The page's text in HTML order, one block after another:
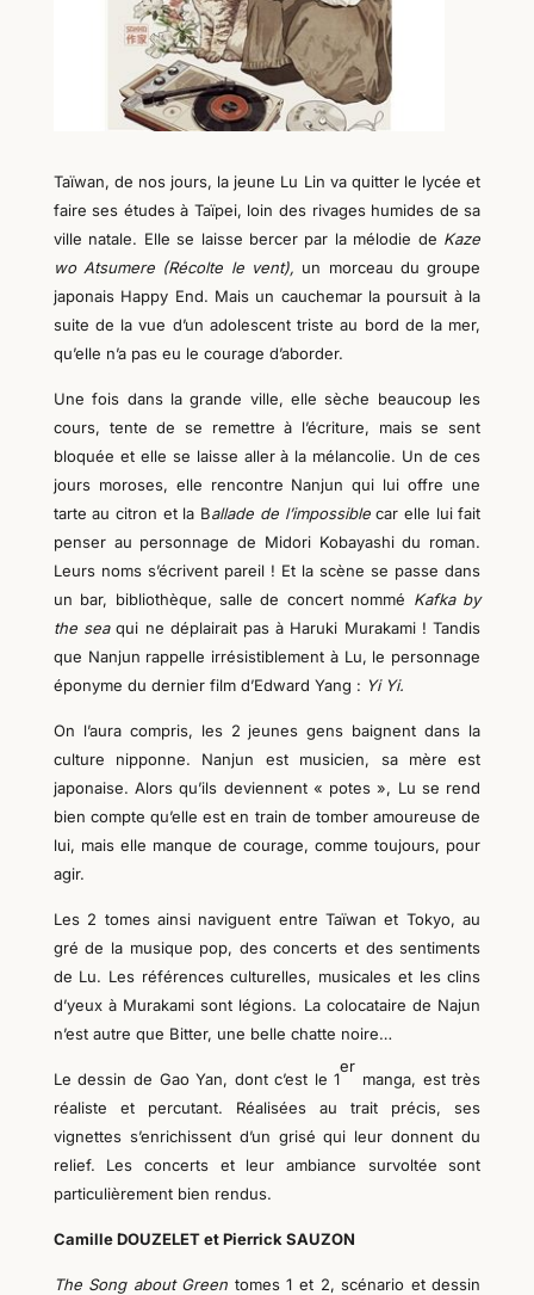
Taïwan, de nos jours, la jeune Lu Lin va quitter le lycée et
faire ses études à Taïpei, loin des rivages humides de sa
ville natale. Elle se laisse bercer par la mélodie de Kaze
wo Atsumere (Récolte le vent), un morceau du groupe
japonais Happy End. Mais un cauchemar la poursuit à la
suite de la vue d’un adolescent triste au bord de la mer,
qu’elle n’a pas eu le courage d’aborder.
Une fois dans la grande ville, elle sèche beaucoup les
cours, tente de se remettre à l’écriture, mais se sent
bloquée et elle se laisse aller à la mélancolie. Un de ces
jours moroses, elle rencontre Nanjun qui lui offre une
tarte au citron et la Ballade de l’impossiblecar elle lui fait
penser au personnage de Midori Kobayashi du roman.
Leurs noms s’écrivent pareil ! Et la scène se passe dans
un bar, bibliothèque, salle de concert nommé Kafka by
the seaqui ne déplairait pas à Haruki Murakami ! Tandis
que Nanjun rappelle irrésistiblement à Lu, le personnage
éponyme du dernier film d’Edward Yang : Yi Yi.
On l’aura compris, les 2 jeunesgens baignent dans la
culture nipponne. Nanjun est musicien, sa mère est
japonaise. Alors qu’ils deviennent « potes », Lu se rend
bien compte qu’elle est en train de tomber amoureuse de
lui, mais elle manque de courage, comme toujours, pour
agir.
Les 2 tomes ainsi naviguent entre Taïwan et Tokyo, au
gré de la musique pop, des concerts et des sentiments
de Lu. Les références culturelles, musicales et les clins
d’yeux à Murakami sont légions. La colocataire de Najun
n’est autre que Bitter, une belle chatte noire…
Le dessin de Gao Yan, dont c’est le 1
er
manga, est très
réaliste et percutant. Réalisées au trait précis, ses
vignettes s’enrichissent d’un grisé qui leur donnent du
relief. Les concerts et leur ambiance survoltée sont
particulièrement bien rendus.
Camille DOUZELET et Pierrick SAUZON
The Song about Green tomes 1 et 2, scénario et dessin